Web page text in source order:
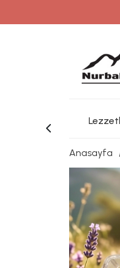
Anasayfa